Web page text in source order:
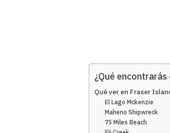
¿Qué
Qué ver en Fraser
El Lago Mckenzie
Maheno Shipwreck
75 Miles Beach